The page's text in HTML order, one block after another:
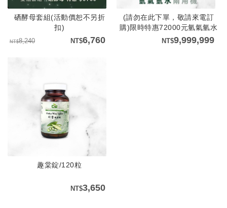
硒酵母套組(活動價恕不另折
扣)
8,240 6,760
(請勿在此下單，敬請來電訂
購)限時特惠72000元氫氣氫水
兩用機(單一售價不另折扣)
9,999,999
趣棠錠/120粒
3,650